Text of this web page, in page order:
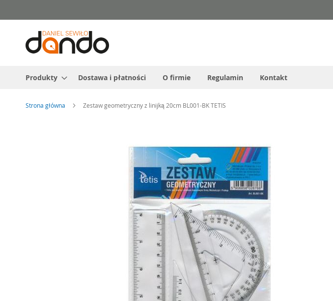
do
treści
Produkty Dostawa i płatności O firmie Regulamin Kontakt
Strona główna Zestaw geometryczny z linijką 20cm BL001-BK TETIS